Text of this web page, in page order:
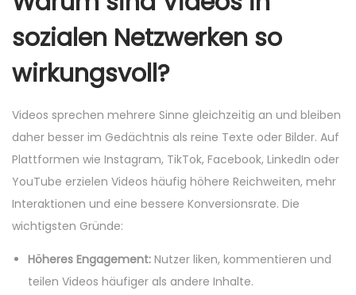
sozialen Netzwerken so
wirkungsvoll?
Videos sprechen mehrere Sinne gleichzeitig an und bleiben
daher besser im Gedächtnis als reine Texte oder Bilder. Auf
Plattformen wie Instagram, TikTok, Facebook, LinkedIn oder
YouTube erzielen Videos häufig höhere Reichweiten, mehr
Interaktionen und eine bessere Konversionsrate. Die
wichtigsten Gründe:
Höheres Engagement: Nutzer liken, kommentieren und
teilen Videos häufiger als andere Inhalte.